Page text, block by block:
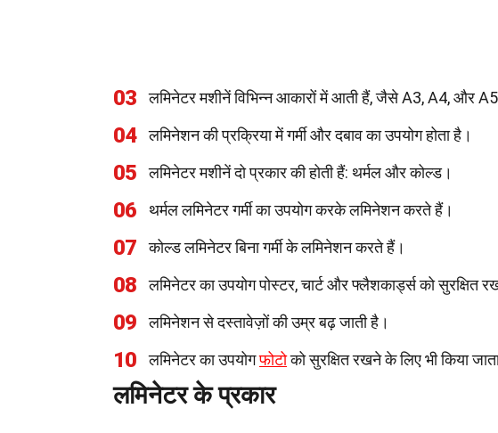
03 लमिनेटर मशीनें विभिन्न आकारों में आती हैं, जैसे A3, A4, और
04 लमिनेशन की प्रक्रिया में गर्मी और दबाव का उपयोग होता है।
05 लमिनेटर मशीनें दो प्रकार की होती हैं: थर्मल और कोल्ड।
06 थर्मल लमिनेटर गर्मी का उपयोग करके लमिनेशन करते हैं।
07 कोल्ड लमिनेटर बिना गर्मी के लमिनेशन करते हैं।
08 लमिनेटर का उपयोग पोस्टर, चार्ट और फ्लैशकार्ड्स को सुरक्षित
09 लमिनेशन से दस्तावेज़ों की उम्र बढ़ जाती है।
10 लमिनेटर का उपयोगफोटोको सुरक्षित रखने के लिए भी किया
लमिनेटर के प्रकार